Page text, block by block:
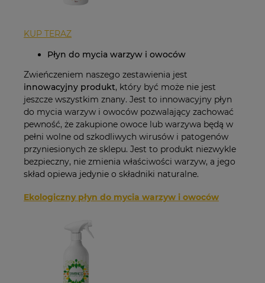
KUP TERAZ
Płyn do mycia warzyw i owoców
Zwieńczeniem naszego zestawienia jest
innowacyjny produkt, który być może nie jest
jeszcze wszystkim znany. Jest to innowacyjny płyn
do mycia warzyw i owoców pozwalający zachować
pewność, że zakupione owoce lub warzywa będą w
pełni wolne od szkodliwych wirusów i patogenów
przyniesionych ze sklepu. Jest to produkt niezwykle
bezpieczny, nie zmienia właściwości warzyw, a jego
skład opiewa jedynie o składniki naturalne.
Ekologiczny płyn do mycia warzyw i owoców